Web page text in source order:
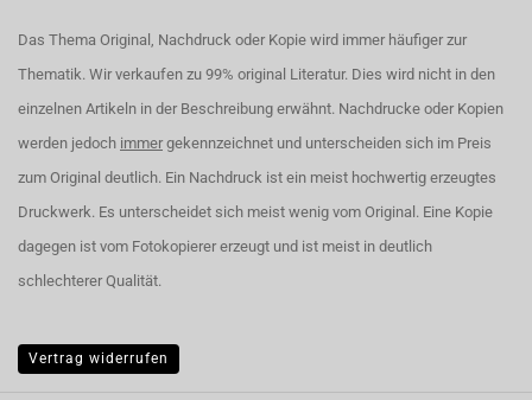
Das Thema Original, Nachdruck oder Kopie wird immer häufiger zur
Thematik. Wir verkaufen zu 99% original Literatur. Dies wird nicht in den
einzelnen Artikeln in der Beschreibung erwähnt. Nachdrucke oder Kopien
werden jedoch immer gekennzeichnet und unterscheiden sich im Preis
zum Original deutlich. Ein Nachdruck ist ein meist hochwertig erzeugtes
Druckwerk. Es unterscheidet sich meist wenig vom Original. Eine Kopie
dagegen ist vom Fotokopierer erzeugt und ist meist in deutlich
schlechterer Qualität.
Vertrag widerrufen